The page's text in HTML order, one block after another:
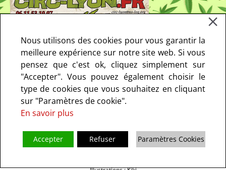
Nous utilisons des cookies pour vous garantir la
meilleure expérience sur notre site web. Si vous
pensez que c'est ok, cliquez simplement sur
"Accepter". Vous pouvez également choisir le
type de cookies que vous souhaitez en cliquant
sur "Paramètres de cookie".
En savoir plus
Accepter Refuser Paramètres Cookies